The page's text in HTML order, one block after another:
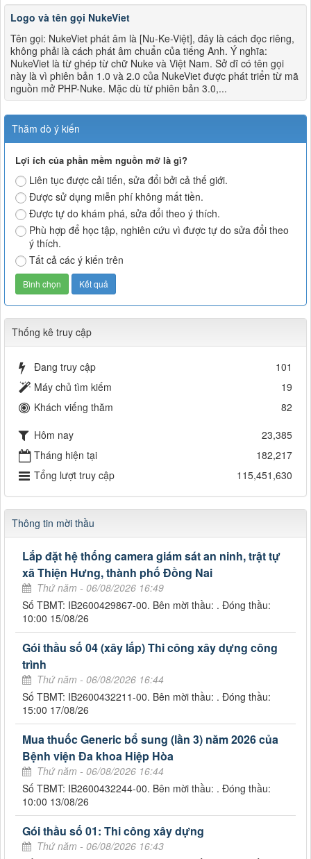
Logo và tên gọi NukeViet
Tên gọi: NukeViet phát âm là [Nu-Ke-Việt], đây là cách đọc riêng,
không phải là cách phát âm chuẩn của tiếng Anh. Ý nghĩa:
NukeViet là từ ghép từ chữ Nuke và Việt Nam. Sở dĩ có tên gọi
này là vì phiên bản 1.0 và 2.0 của NukeViet được phát triển từ mã
nguồn mở PHP-Nuke. Mặc dù từ phiên bản 3.0,...
Thăm dò ý kiến
Lợi ích của phần mềm nguồn mở là gì?
Liên tục được cải tiến, sửa đổi bởi cả thế giới.
Được sử dụng miễn phí không mất tiền.
Được tự do khám phá, sửa đổi theo ý thích.
Phù hợp để học tập, nghiên cứu vì được tự do sửa đổi theo
ý thích.
Tất cả các ý kiến trên
Thống kê truy cập
Đang truy cập
101
Máy chủ tìm kiếm
19
Khách viếng thăm
82
Hôm nay
23,385
Tháng hiện tại
182,217
Tổng lượt truy cập
115,451,630
Thông tin mời thầu
Lắp đặt hệ thống camera giám sát an ninh, trật tự
xã Thiện Hưng, thành phố Đồng Nai
Thứ năm - 06/08/2026 16:49
Số TBMT: IB2600429867-00. Bên mời thầu: . Đóng thầu:
10:00 15/08/26
Gói thầu số 04 (xây lắp) Thi công xây dựng công
trình
Thứ năm - 06/08/2026 16:44
Số TBMT: IB2600432211-00. Bên mời thầu: . Đóng thầu:
15:00 17/08/26
Mua thuốc Generic bổ sung (lần 3) năm 2026 của
Bệnh viện Đa khoa Hiệp Hòa
Thứ năm - 06/08/2026 16:44
Số TBMT: IB2600432244-00. Bên mời thầu: . Đóng thầu:
10:00 13/08/26
Gói thầu số 01: Thi công xây dựng
Thứ năm - 06/08/2026 16:43